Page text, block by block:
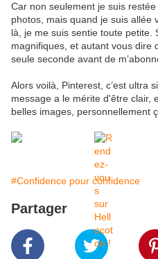
Car non seulement je suis
photos, mais quand je suis allée
là, je me suis sentie toute petite.
magnifiques, et autant vous dire
seule seconde avant de
Alors voilà, Pinterest, c’est ultra
message a le mérite d'être clair,
belles images, personnellement
#Confidence pour confidence
Partager